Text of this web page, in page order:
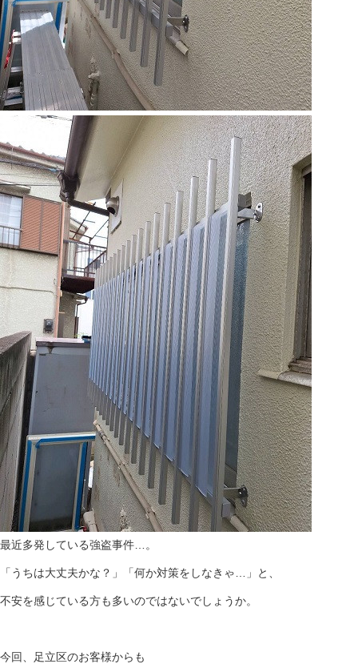
最近多発している強盗事件…。
「うちは大丈夫かな？」「何か対策をしなきゃ…」と、
不安を感じている方も多いのではないでしょうか。
今回、足立区のお客様からも